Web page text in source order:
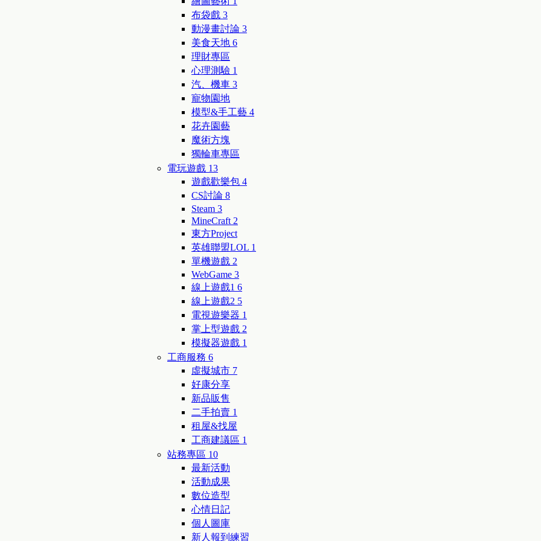
布袋戲 3
動漫畫討論 3
美食天地 6
理財專區
心理測驗 1
汽、機車 3
寵物園地
模型&手工藝 4
花卉園藝
魔術方塊
獨輪車專區
電玩遊戲 13
遊戲歡樂包 4
CS討論 8
Steam 3
MineCraft 2
東方Project
英雄聯盟LOL 1
單機遊戲 2
WebGame 3
線上遊戲1 6
線上遊戲2 5
電視遊樂器 1
掌上型遊戲 2
模擬器遊戲 1
工商服務 6
虛擬城市 7
好康分享
新品販售
二手拍賣 1
租屋&找屋
工商建議區 1
站務專區 10
最新活動
活動成果
數位造型
心情日記
個人圖庫
新人報到練習